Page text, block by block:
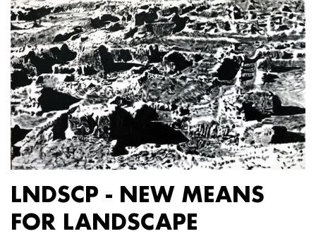
LNDSCP - NEW MEANS
FOR LANDSCAPE